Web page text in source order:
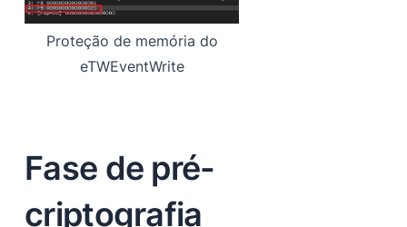
Proteção de memória do
eTWEventWrite
Fase de pré-
criptografia